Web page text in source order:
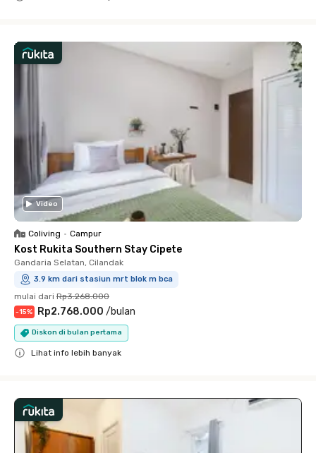
Video
Coliving • Campur
Kost Rukita Southern Stay Cipete
Gandaria Selatan, Cilandak
3.9 km dari stasiun mrt blok m bca
mulai dari Rp3.268.000
-15% Rp2.768.000 /bulan
Diskon di bulan pertama
Lihat info lebih banyak